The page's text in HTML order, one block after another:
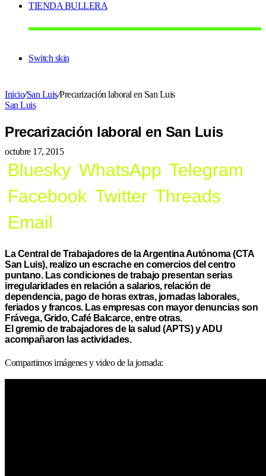
TIENDA BULLERA
Switch skin
Inicio/San Luis/Precarización laboral en San Luis
San Luis
Precarización laboral en San Luis
octubre 17, 2015
Bluesky WhatsApp Telegram
Facebook Twitter Threads
Email
La Central de Trabajadores de la Argentina Autónoma (CTA
San Luis), realizo un escrache en comercios del centro
puntano. Las condiciones de trabajo presentan serias
irregularidades en relación a salarios, relación de
dependencia, pago de horas extras, jornadas laborales,
feriados y francos. Las empresas con mayor denuncias son
Frávega, Grido, Café Balcarce, entre otras.
El gremio de trabajadores de la salud (APTS) y ADU
acompañaron las actividades.
Compartimos imágenes y video de la jornada: